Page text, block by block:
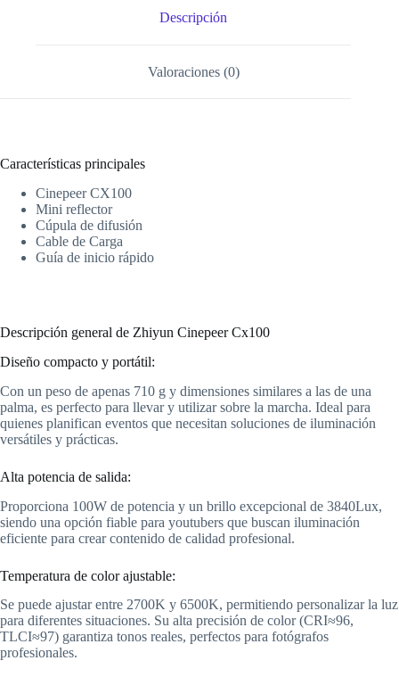
Descripción
Valoraciones (0)
Características principales
Cinepeer CX100
Mini reflector
Cúpula de difusión
Cable de Carga
Guía de inicio rápido
Descripción general de Zhiyun Cinepeer Cx100
Diseño compacto y portátil:
Con un peso de apenas 710 g y dimensiones similares a las de una
palma, es perfecto para llevar y utilizar sobre la marcha. Ideal para
quienes planifican eventos que necesitan soluciones de iluminación
versátiles y prácticas.
Alta potencia de salida:
Proporciona 100W de potencia y un brillo excepcional de 3840Lux,
siendo una opción fiable para youtubers que buscan iluminación
eficiente para crear contenido de calidad profesional.
Temperatura de color ajustable:
Se puede ajustar entre 2700K y 6500K, permitiendo personalizar la luz
para diferentes situaciones. Su alta precisión de color (CRI≈96,
TLCI≈97) garantiza tonos reales, perfectos para fotógrafos
profesionales.